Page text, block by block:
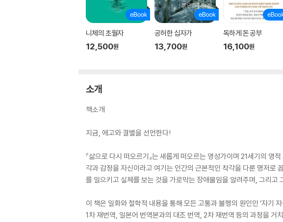
니체의 초월자
12,500원
공허한 십자가
13,700원
독하게 돈 공부
16,100원
소개
책소개
지금, 에고와 결별을 선언한다!
『삶으로 다시 떠오르기』는 새롭게 떠오르는 영성가이며 21세기의
각과 감정을 자신이라고 여기는 인간의 근본적인 착각을 다룬 명저로
를 일으키고 실체를 보는 것을 가로막는 장애물임을 알려주며, 그리고
이 책은 일화와 철학적 내용을 통해 모든 고통과 불행의 원인인 ‘자기
1차 재번역, 일본어 번역본과의 대조 번역, 2차 재번역 등의 과정을